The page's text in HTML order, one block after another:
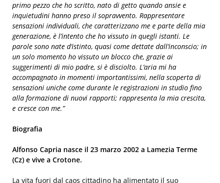
primo pezzo che ho scritto, nato di getto quando ansie e
inquietudini hanno preso il sopravvento. Rappresentare
sensazioni individuali, che caratterizzano me e parte della mia
generazione, è l’intento che ho vissuto in quegli istanti. Le
parole sono nate d’istinto, quasi come dettate dall’inconscio; in
un solo momento ho vissuto un blocco che, grazie ai
suggerimenti di mio padre, si è disciolto. L’aria mi ha
accompagnato in momenti importantissimi, nella scoperta di
sensazioni uniche come durante le registrazioni in studio fino
alla formazione di nuovi rapporti; rappresenta la mia crescita,
e cresce con me.”
Biografia
Alfonso Capria nasce il 23 marzo 2002 a Lamezia Terme
(Cz) e vive a Crotone.
La vita fuori dal caos cittadino ha alimentato il suo